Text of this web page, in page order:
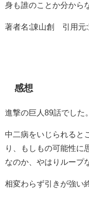
身も誰のことか分から
著者名:諌山創 引用元:
感想
進撃の巨人89話でした。
中二病をいじられると
り、もしもの可能性に
なのか、やはりループ
相変わらず引きが強い